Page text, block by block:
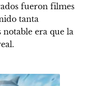
fueron filmes
tanta
era que la